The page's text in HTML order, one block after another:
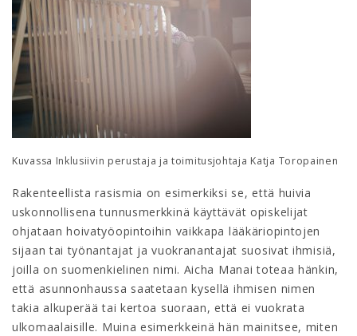
Kuvassa Inklusiivin perustaja ja toimitusjohtaja Katja Toropainen
Rakenteellista rasismia on esimerkiksi se, että huivia
uskonnollisena tunnusmerkkinä käyttävät opiskelijat
ohjataan hoivatyöopintoihin vaikkapa lääkäriopintojen
sijaan tai työnantajat ja vuokranantajat suosivat ihmisiä,
joilla on suomenkielinen nimi. Aicha Manai toteaa hänkin,
että asunnonhaussa saatetaan kysellä ihmisen nimen
takia alkuperää tai kertoa suoraan, että ei vuokrata
ulkomaalaisille. Muina esimerkkeinä hän mainitsee, miten